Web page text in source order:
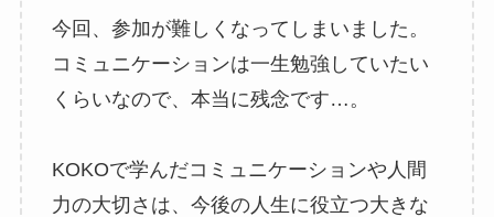
今回、参加が難しくなってしまいました。
コミュニケーションは一生勉強していたい
くらいなので、本当に残念です…。
KOKOで学んだコミュニケーションや人間
力の大切さは、今後の人生に役立つ大きな